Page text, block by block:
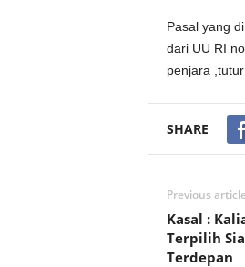
Pasal yang
dari UU RI
penjara
SHARE
Previous article
Kasal :
Terpilih
Terdepan